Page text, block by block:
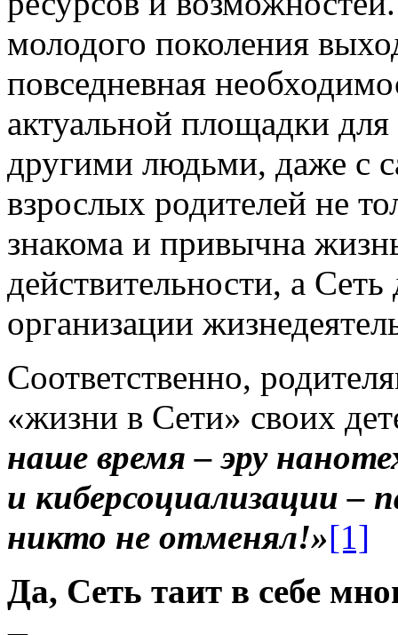
молодого поколения
повседневная
актуальной площадки
другими людьми, даже с
взрослых родителей не
знакома и привычна
действительности, а
организации
Соответственно,
«жизни в Сети» своих
наше время – эру
и киберсоциализации –
никто не отменял!»[1]
Да, Сеть таит в себе